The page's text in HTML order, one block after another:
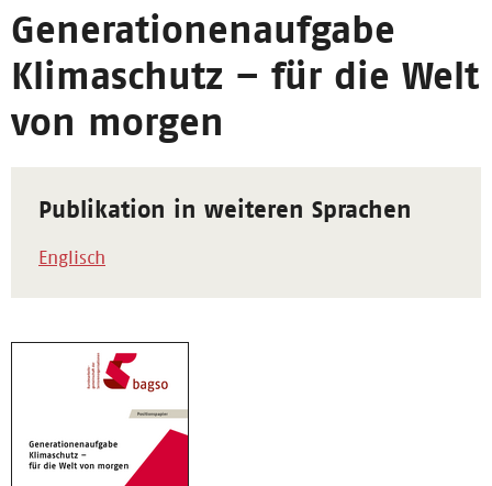
Generationenaufgabe
Klimaschutz – für die Welt
von morgen
Publikation in weiteren Sprachen
Englisch